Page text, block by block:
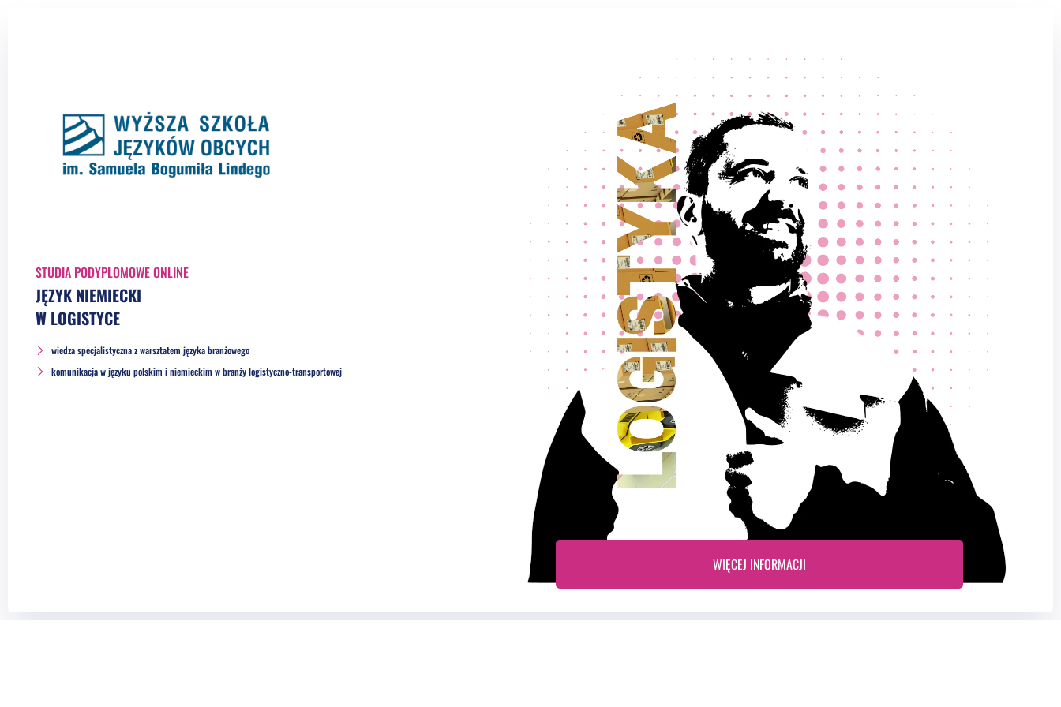
STUDIA PODYPLOMOWE ONLINE
JĘZYK NIEMIECKI
W LOGISTYCE
wiedza specjalistyczna z warsztatem języka branżowego
komunikacja w języku polskim i niemieckim w branży logistyczno-transportowej
WIĘCEJ INFORMACJI